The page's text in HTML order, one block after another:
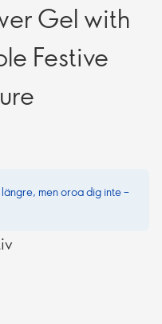
Gel with
Festive
men oroa dig inte –